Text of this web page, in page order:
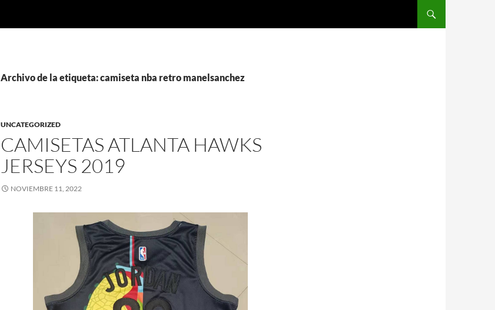
Archivo de la etiqueta: camiseta nba retro manelsanchez
UNCATEGORIZED
CAMISETAS ATLANTA HAWKS
JERSEYS 2019
NOVIEMBRE 11, 2022